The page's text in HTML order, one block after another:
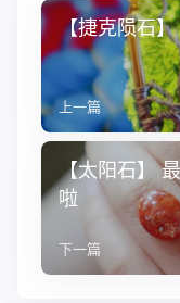
【捷克陨石
上一篇
【太阳石】
啦
下一篇